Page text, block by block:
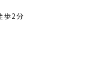
歩2分